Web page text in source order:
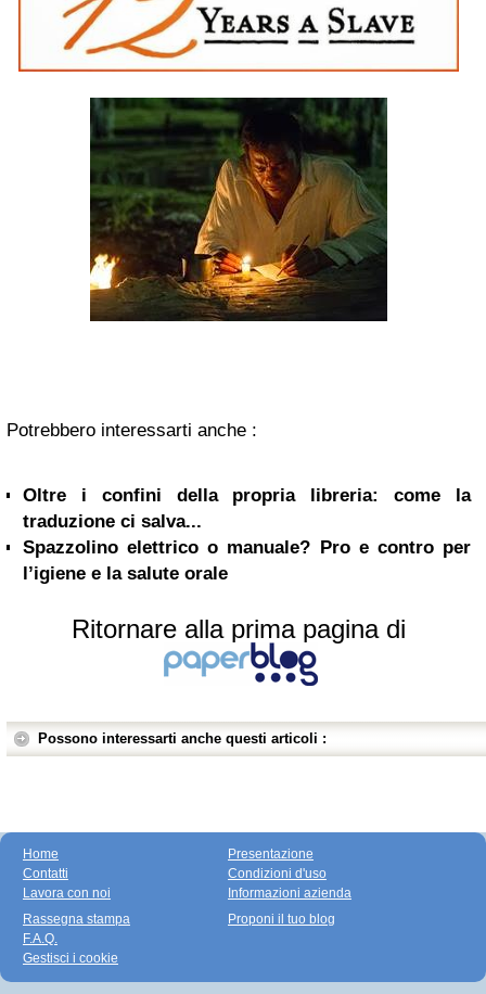
Potrebbero interessarti anche :
Oltre i confini della propria libreria: come la
traduzione ci salva...
Spazzolino elettrico o manuale? Pro e contro per
l’igiene e la salute orale
Ritornare alla prima pagina di
Possono interessarti anche questi articoli :
Home
Contatti
Lavora con noi
Presentazione
Condizioni d'uso
Informazioni azienda
Rassegna stampa
F.A.Q.
Gestisci i cookie
Proponi il tuo blog